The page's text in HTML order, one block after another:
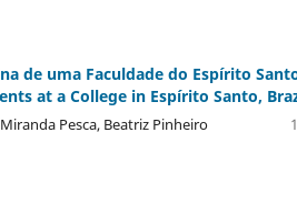
de uma Faculdade do Espí­rito
at a College in Espí­rito Santo,
Pesca, Beatriz Pinheiro